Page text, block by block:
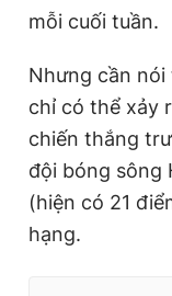
mỗi cuối tuần.
Nhưng cần
chỉ có thể xảy
chiến thắng
đội bóng sông
(hiện có 21
hạng.